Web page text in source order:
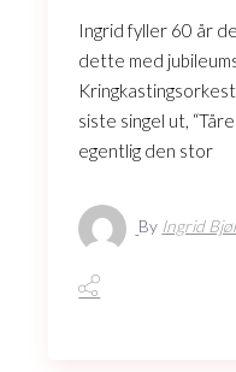
Ingrid fyller 60 år
dette med
siste singel ut,
egentlig den stor
By Ingrid